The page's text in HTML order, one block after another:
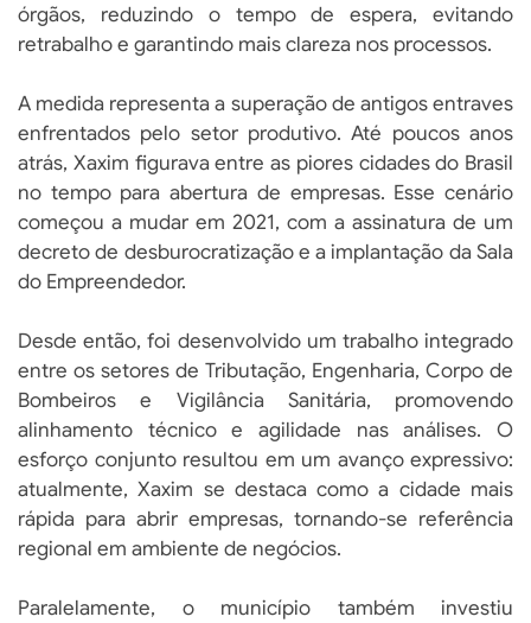
órgãos, reduzindo o tempo de espera, evitando
retrabalho e garantindo mais clareza nos processos.
A medida representa a superação de antigos entraves
enfrentados pelo setor produtivo. Até poucos anos
atrás, Xaxim figurava entre as piores cidades do Brasil
no tempo para abertura de empresas. Esse cenário
começou a mudar em 2021, com a assinatura de um
decreto de desburocratização e a implantação da Sala
do Empreendedor.
Desde então, foi desenvolvido um trabalho integrado
entre os setores de Tributação, Engenharia, Corpo de
Bombeiros e Vigilância Sanitária, promovendo
alinhamento técnico e agilidade nas análises. O
esforço conjunto resultou em um avanço expressivo:
atualmente, Xaxim se destaca como a cidade mais
rápida para abrir empresas, tornando-se referência
regional em ambiente de negócios.
Paralelamente, o município também investiu